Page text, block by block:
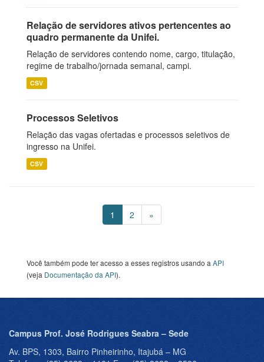
Relação de servidores ativos pertencentes ao
quadro permanente da Unifei.
Relação de servidores contendo nome, cargo, titulação,
regime de trabalho/jornada semanal, campi.
CSV
Processos Seletivos
Relação das vagas ofertadas e processos seletivos de
ingresso na Unifei.
CSV
1 2 »
Você também pode ter acesso a esses registros usando a API
(veja Documentação da API).
Campus Prof. José Rodrigues Seabra – Sede
Av. BPS, 1303, Bairro Pinheirinho, Itajubá – MG